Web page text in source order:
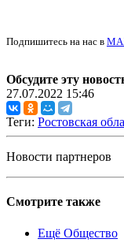
Подпишитесь на нас в
Обсудите эту
27.07.2022 15:46
Теги: Ростовская
Новости партнеров
Смотрите также
Ещё Общество